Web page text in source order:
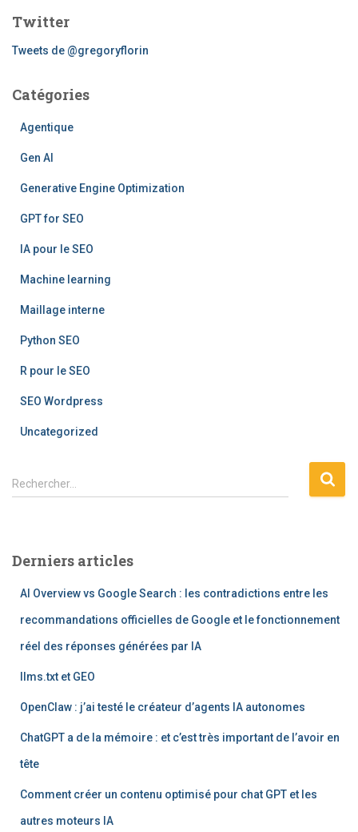
Twitter
Tweets de @gregoryflorin
Catégories
Agentique
Gen AI
Generative Engine Optimization
GPT for SEO
IA pour le SEO
Machine learning
Maillage interne
Python SEO
R pour le SEO
SEO Wordpress
Uncategorized
R
e
r
Rechercher…
Derniers articles
AI Overview vs Google Search : les contradictions entre les
recommandations officielles de Google et le fonctionnement
réel des réponses générées par IA
llms.txt et GEO
OpenClaw : j’ai testé le créateur d’agents IA autonomes
ChatGPT a de la mémoire : et c’est très important de l’avoir en
tête
Comment créer un contenu optimisé pour chat GPT et les
autres moteurs IA